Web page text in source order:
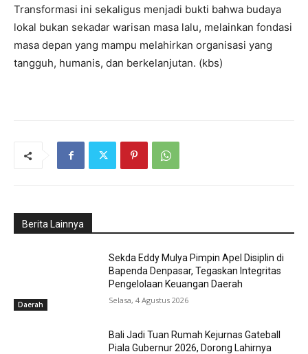
Transformasi ini sekaligus menjadi bukti bahwa budaya
lokal bukan sekadar warisan masa lalu, melainkan fondasi
masa depan yang mampu melahirkan organisasi yang
tangguh, humanis, dan berkelanjutan. (kbs)
Berita Lainnya
Daerah
Sekda Eddy Mulya Pimpin Apel Disiplin di
Bapenda Denpasar, Tegaskan Integritas
Pengelolaan Keuangan Daerah
Selasa, 4 Agustus 2026
Bali Jadi Tuan Rumah Kejurnas Gateball
Piala Gubernur 2026, Dorong Lahirnya